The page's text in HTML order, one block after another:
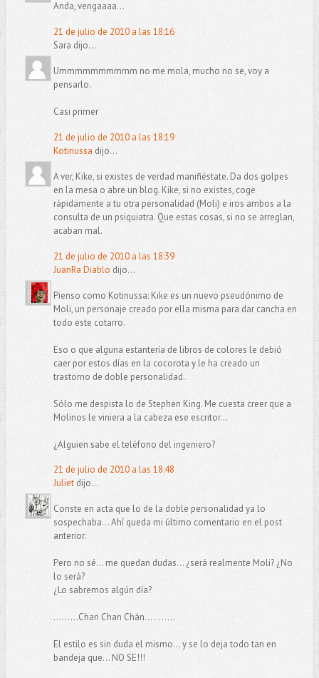
Anda, vengaaaa...
21 de julio de 2010 a las 18:16
Sara dijo...
Ummmmmmmmmm no me mola, mucho no se, voy a
pensarlo.
Casi primer
21 de julio de 2010 a las 18:19
Kotinussa dijo...
A ver, Kike, si existes de verdad manifiéstate. Da dos golpes
en la mesa o abre un blog. Kike, si no existes, coge
rápidamente a tu otra personalidad (Moli) e iros ambos a la
consulta de un psiquiatra. Que estas cosas, si no se arreglan,
acaban mal.
21 de julio de 2010 a las 18:39
JuanRa Diablo dijo...
Pienso como Kotinussa: Kike es un nuevo pseudónimo de
Moli, un personaje creado por ella misma para dar cancha en
todo este cotarro.
Eso o que alguna estantería de libros de colores le debió
caer por estos días en la cocorota y le ha creado un
trastorno de doble personalidad.
Sólo me despista lo de Stephen King. Me cuesta creer que a
Molinos le viniera a la cabeza ese escritor...
¿Alguien sabe el teléfono del ingeniero?
21 de julio de 2010 a las 18:48
Julietdijo...
Conste en acta que lo de la doble personalidad ya lo
sospechaba... Ahí queda mi último comentario en el post
anterior.
Pero no sé... me quedan dudas... ¿será realmente Moli? ¿No
lo será?
¿Lo sabremos algún día?
.........Chan Chan Chán...........
El estilo es sin duda el mismo... y se lo deja todo tan en
bandeja que... NO SE!!!